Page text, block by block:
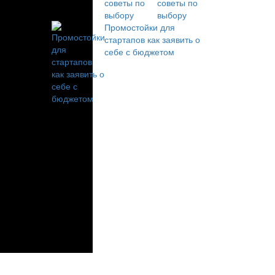
советы по
выбору
Промостойки для
стартапов как заявить о
себе с бюджетом